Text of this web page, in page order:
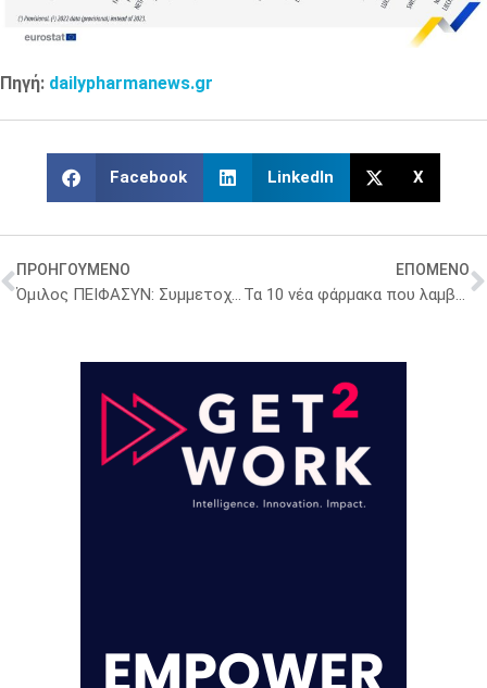
Πηγή: dailypharmanews.gr
Facebook LinkedIn X
ΠΡΟΗΓΟΥΜΕΝΟ
Όμιλος ΠΕΙΦΑΣΥΝ: Συμμετοχή στη δράση καθαρισμού της Karabinis Medical
ΕΠΟΜΕΝΟ
Τα 10 νέα φάρμακα που λαμβάνουν θετική σύσταση για έγκριση από τον EMA και ποια δεν τα κατάφεραν